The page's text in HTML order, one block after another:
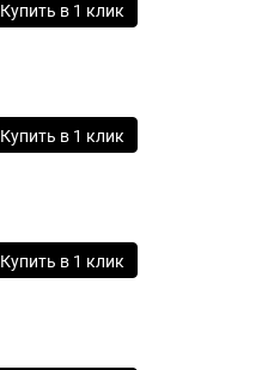
Купить в 1 клик
Купить в 1 клик
Купить в 1 клик